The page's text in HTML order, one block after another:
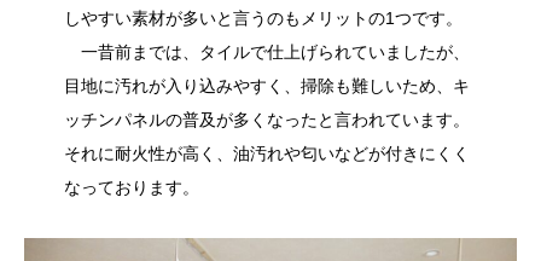
しやすい素材が多いと言うのもメリットの1つです。
一昔前までは、タイルで仕上げられていましたが、
目地に汚れが入り込みやすく、掃除も難しいため、キ
ッチンパネルの普及が多くなったと言われています。
それに耐火性が高く、油汚れや匂いなどが付きにくく
なっております。